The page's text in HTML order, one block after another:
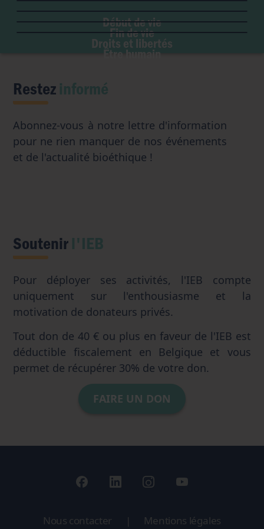
Début de vieGPA
Avortement
Fin de vie
Euthanasie
Don d'organes
Droits et libertés
Liberté de conscience
Liberté institutionnelle
Accès aux origines
Être humain
Genre & sexualité
Eugénisme
Transhumanisme
Restezinformé
Abonnez-vous à notre lettre d'information
pour ne rien manquer de nos événements
et de l'actualité bioéthique !
Soutenirl'IEB
Pour déployer ses activités, l'IEB compte
uniquement sur l'enthousiasme et la
motivation de donateurs privés.
Tout don de 40 € ou plus en faveur de l'IEB est
déductible fiscalement en Belgique et vous
permet de récupérer 30% de votre don.
FAIRE UN DON
Nous contacter | Mentions légales